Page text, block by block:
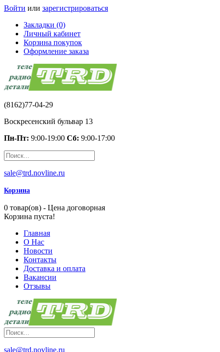
Войти или зарегистрироваться
Закладки (0)
Личный кабинет
Корзина покупок
Оформление заказа
(8162)77-04-29
Воскресенский бульвар 13
Пн-Пт: 9:00-19:00 Сб: 9:00-17:00
sale@trd.novline.ru
Корзина
0 товар(ов) - Цена договорная
Корзина пуста!
Главная
О Нас
Новости
Контакты
Доставка и оплата
Вакансии
Отзывы
sale@trd.novline.ru